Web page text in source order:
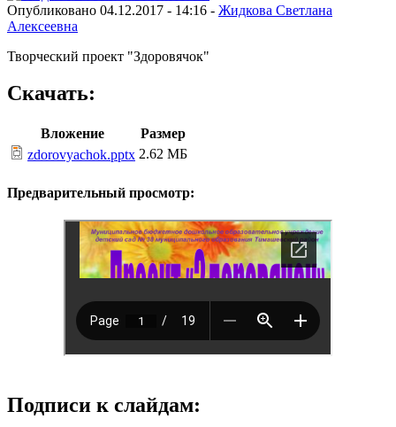
Опубликовано 04.12.2017 - 14:16 - Жидкова Светлана
Алексеевна
Творческий проект "Здоровячок"
Скачать:
Вложение
Размер
zdorovyachok.pptx 2.62 МБ
Предварительный просмотр:
Подписи к слайдам: